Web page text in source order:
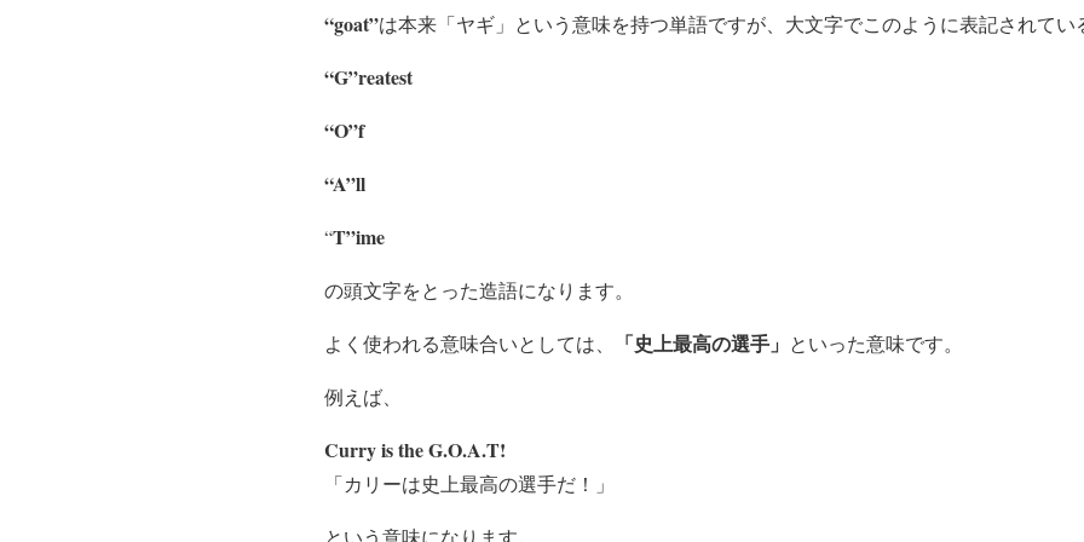
“goat”は本来「ヤギ」という意味を持つ単語ですが、大文字でこのように表記されてい
“G”reatest
“O”f
“A”ll
“T”ime
の頭文字をとった造語になります。
よく使われる意味合いとしては、 「史上最高の選手」 といった意味です。
例えば、
Curry is the G.O.A.T!
「カリーは史上最高の選手だ！」
という意味になります。